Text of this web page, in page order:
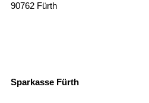
90762 Fürth
Sparkasse Fürth